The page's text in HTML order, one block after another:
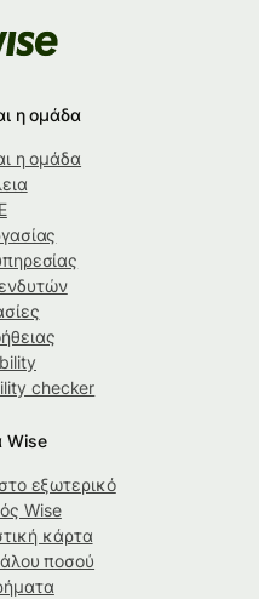
η ομάδα
η ομάδα
checker
Wise
εξωτερικό
Wise
κάρτα
ποσού